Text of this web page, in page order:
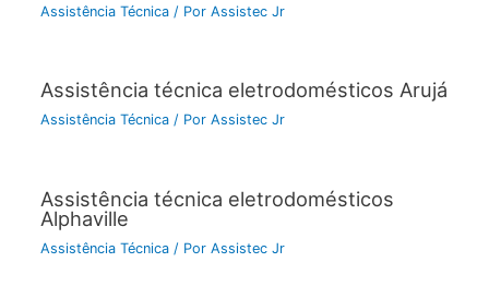
Assistência Técnica/ Por Assistec Jr
Assistência técnica eletrodomésticos Arujá
Assistência Técnica/ Por Assistec Jr
Assistência técnica eletrodomésticos
Alphaville
Assistência Técnica/ Por Assistec Jr